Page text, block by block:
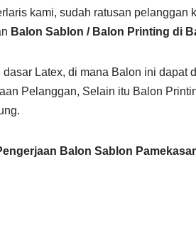
kami, sudah ratusan pelanggan
Balon Sablon / Balon Printing di
Latex, di mana Balon ini dapat
Pelanggan, Selain itu Balon
Balon Sablon